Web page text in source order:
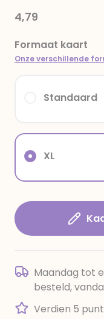
4,79
Formaat kaart
Onze verschillende
XL
Standaard
Maandag tot
besteld,
Verdien 5